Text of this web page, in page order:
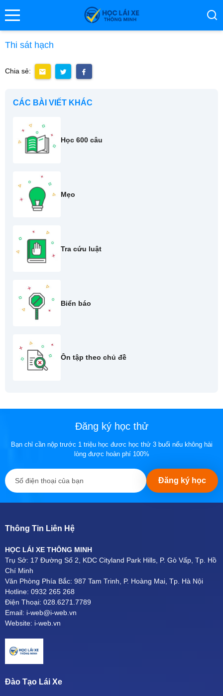
menu
Thi sát hạch
Chia sẻ:
CÁC BÀI VIẾT KHÁC
Học 600 câu
Mẹo
Tra cứu luật
Biển báo
Ôn tập theo chủ đề
Đăng ký học thử
Bạn chỉ cần nộp trước 1 triệu học đươc học thử 3 buổi nếu không hài
lòng được hoàn phí 100%
Đăng ký học
Thông Tin Liên Hệ
HỌC LÁI XE THÔNG MINH
Trụ Sở: 17 Đường Số 2, KDC Cityland Park Hills, P. Gò Vấp, Tp. Hồ
Chí Minh
Văn Phòng Phía Bắc: 987 Tam Trinh, P. Hoàng Mai, Tp. Hà Nội
Hotline: 0932 265 268
Điện Thoại: 028.6271.7789
Email: i-web@i-web.vn
Website: i-web.vn
Đào Tạo Lái Xe